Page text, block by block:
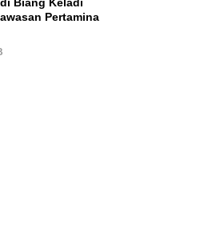
Biang Keladi
Pertamina